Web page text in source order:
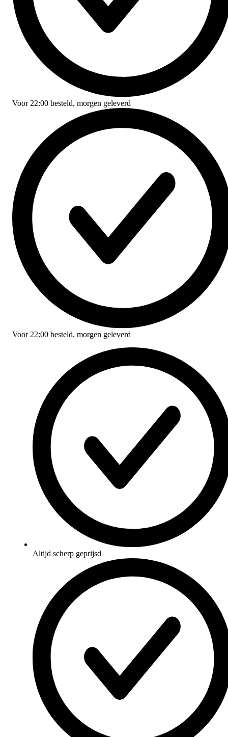
Voor 22:00 besteld, morgen geleverd
Voor 22:00 besteld, morgen geleverd
Altijd scherp geprijsd